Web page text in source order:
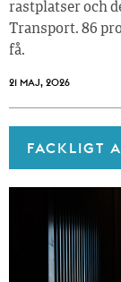
rastplatser och
Transport. 86
få.
21 MAJ, 2026
FACKLIGT